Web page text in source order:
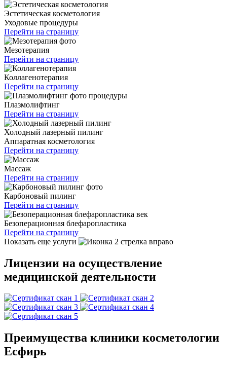
Эстетическая косметология
Уходовые процедуры
Перейти на страницу
Мезотерапия
Перейти на страницу
Коллагенотерапия
Перейти на страницу
Плазмолифтинг
Перейти на страницу
Холодный лазерный пилинг
Аппаратная косметология
Перейти на страницу
Массаж
Перейти на страницу
Карбоновый пилинг
Перейти на страницу
Безоперационная блефаропластика
Перейти на страницу
Показать еще услуги
Лицензии на осуществление
медицинской деятельности
Преимущества клиники косметологии
Есфирь